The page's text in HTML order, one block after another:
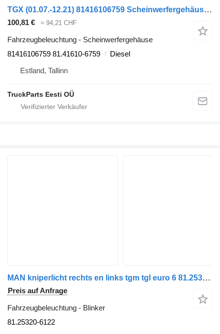
TGX (01.07.-12.21) 81416106759 Scheinwerfergehäuse für MAN TGL, TGM, TGS, TGX (2005-2021) LKW
100,81 € ≈ 94,21 CHF
Fahrzeugbeleuchtung - Scheinwerfergehäuse
81416106759 81.41610-6759
Diesel
Estland, Tallinn
TruckParts Eesti OÜ
MAN kniperlicht rechts en links tgm tgl euro 6 81.25320-6122 Blinker für LKW
Preis auf Anfrage
Fahrzeugbeleuchtung - Blinker
81.25320-6122